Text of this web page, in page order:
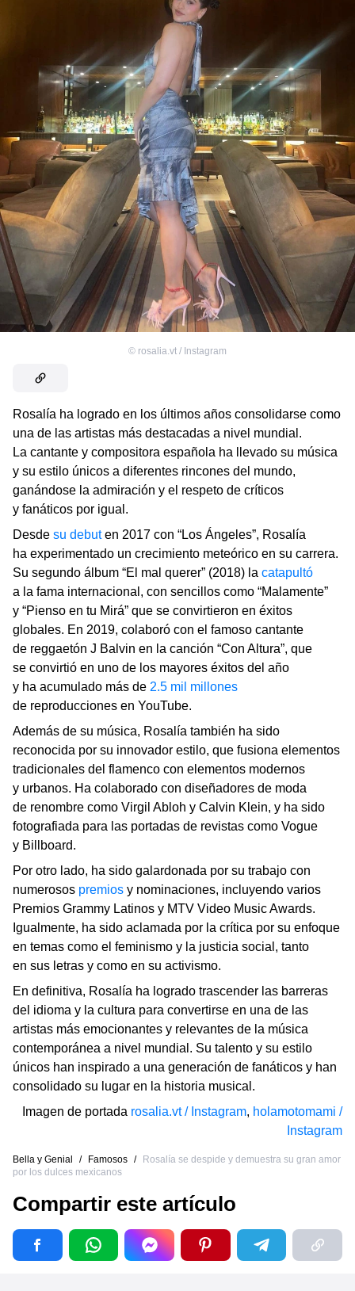
© rosalia.vt / Instagram
Rosalía ha logrado en los últimos años consolidarse como
una de las artistas más destacadas a nivel mundial.
La cantante y compositora española ha llevado su música
y su estilo únicos a diferentes rincones del mundo,
ganándose la admiración y el respeto de críticos
y fanáticos por igual.
Desde su debuten 2017 con “Los Ángeles”, Rosalía
ha experimentado un crecimiento meteórico en su carrera.
Su segundo álbum “El mal querer” (2018) la catapultó
a la fama internacional, con sencillos como “Malamente”
y “Pienso en tu Mirá” que se convirtieron en éxitos
globales. En 2019, colaboró con el famoso cantante
de reggaetón J Balvin en la canción “Con Altura”, que
se convirtió en uno de los mayores éxitos del año
y ha acumulado más de 2.5 mil millones
de reproducciones en YouTube.
Además de su música, Rosalía también ha sido
reconocida por su innovador estilo, que fusiona elementos
tradicionales del flamenco con elementos modernos
y urbanos. Ha colaborado con diseñadores de moda
de renombre como Virgil Abloh y Calvin Klein, y ha sido
fotografiada para las portadas de revistas como Vogue
y Billboard.
Por otro lado, ha sido galardonada por su trabajo con
numerosos premios y nominaciones, incluyendo varios
Premios Grammy Latinos y MTV Video Music Awards.
Igualmente, ha sido aclamada por la crítica por su enfoque
en temas como el feminismo y la justicia social, tanto
en sus letras y como en su activismo.
En definitiva, Rosalía ha logrado trascender las barreras
del idioma y la cultura para convertirse en una de las
artistas más emocionantes y relevantes de la música
contemporánea a nivel mundial. Su talento y su estilo
únicos han inspirado a una generación de fanáticos y han
consolidado su lugar en la historia musical.
Imagen de portada rosalia.vt / Instagram, holamotomami /
Instagram
Bella y Genial / Famosos /
Rosalía se despide y demuestra su gran amor
por los dulces mexicanos
Compartir este artículo